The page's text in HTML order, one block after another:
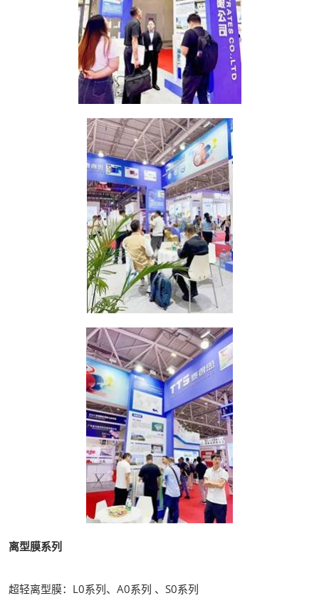
离型膜系列
超轻离型膜：L0系列、A0系列 、S0系列